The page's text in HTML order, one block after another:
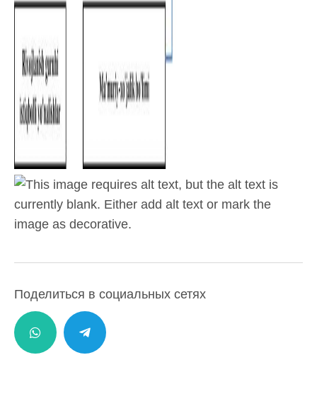
Поделиться в социальных сетях